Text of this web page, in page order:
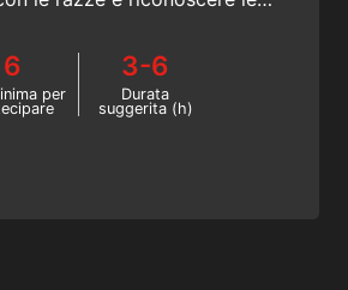
6
per
3-6
Durata
suggerita (h)